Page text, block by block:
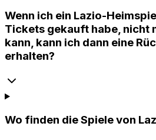
Wenn ich ein Lazio-
Tickets gekauft habe, nicht
kann, kann ich dann eine
erhalten?
Wo finden die Spiele von